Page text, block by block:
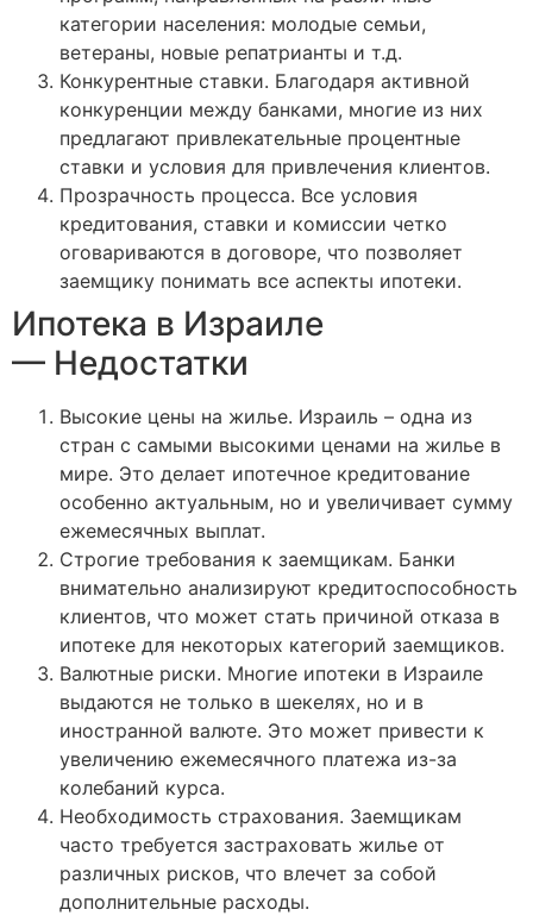
категории населения: молодые семьи,
ветераны, новые репатрианты и т.д.
Конкурентные ставки. Благодаря активной
конкуренции между банками, многие из них
предлагают привлекательные процентные
ставки и условия для привлечения клиентов.
Прозрачность процесса. Все условия
кредитования, ставки и комиссии четко
оговариваются в договоре, что позволяет
заемщику понимать все аспекты ипотеки.
Ипотека в Израиле
— Недостатки
Высокие цены на жилье. Израиль – одна из
стран с самыми высокими ценами на жилье в
мире. Это делает ипотечное кредитование
особенно актуальным, но и увеличивает сумму
ежемесячных выплат.
Строгие требования к заемщикам. Банки
внимательно анализируют кредитоспособность
клиентов, что может стать причиной отказа в
ипотеке для некоторых категорий заемщиков.
Валютные риски. Многие ипотеки в Израиле
выдаются не только в шекелях, но и в
иностранной валюте. Это может привести к
увеличению ежемесячного платежа из-за
колебаний курса.
Необходимость страхования. Заемщикам
часто требуется застраховать жилье от
различных рисков, что влечет за собой
дополнительные расходы.